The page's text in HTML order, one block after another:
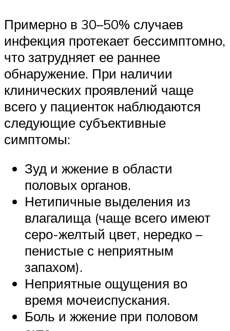
Примерно в 30–50% случаев
инфекция протекает бессимптомно,
что затрудняет ее раннее
обнаружение. При наличии
клинических проявлений чаще
всего у пациенток наблюдаются
следующие субъективные
симптомы:
Зуд и жжение в области
половых органов.
Нетипичные выделения из
влагалища (чаще всего имеют
серо-желтый цвет, нередко –
пенистые с неприятным
запахом).
Неприятные ощущения во
время мочеиспускания.
Боль и жжение при половом